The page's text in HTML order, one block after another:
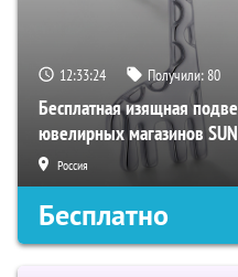
12:33:23 Получили:80
Бесплатная изящная
ювелирных магазинов
Россия
Бесплатно